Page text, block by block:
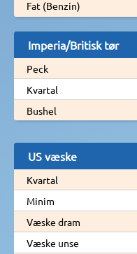
Fat (Benzin)
Imperia/Britisk tør
Peck
Kvartal
Bushel
US væske
Kvartal
Minim
Væske dram
Væske unse